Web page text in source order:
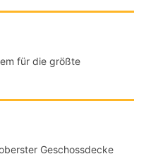
für die größte
Geschossdecke